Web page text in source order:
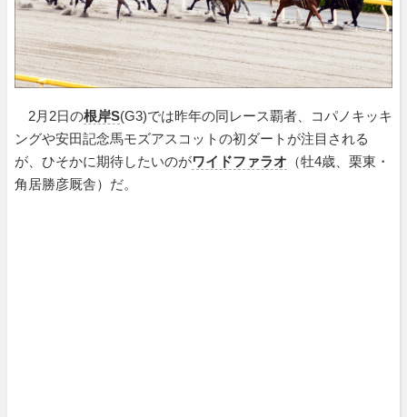
2月2日の根岸S(G3)では昨年の同レース覇者、コパノキッキ
ングや安田記念馬モズアスコットの初ダートが注目される
が、ひそかに期待したいのがワイドファラオ （牡4歳、栗東・
角居勝彦厩舎）だ。